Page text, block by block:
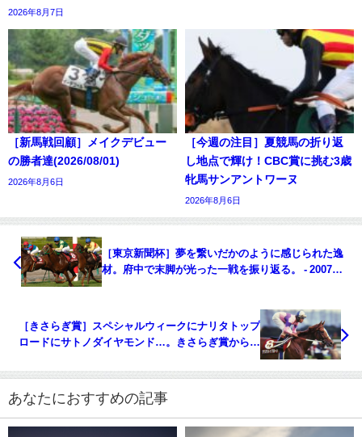
2026年8月7日
［新馬戦回顧］メイクデビュー
の勝者達(2026/08/01)
2026年8月6日
［今週の注目］夏競馬の折り返
し地点で輝け！CBC賞に挑む3歳
牝馬サンアントワーヌ
2026年8月6日
［東京新聞杯］夢を繋いだかのように感じられた逸
材。府中で末脚が光った一戦を振り返る。 - 2007
［きさらぎ賞］スペシャルウィークにナリタトップ
ロードにサトノダイヤモンド…。きさらぎ賞からク
あなたにおすすめの記事